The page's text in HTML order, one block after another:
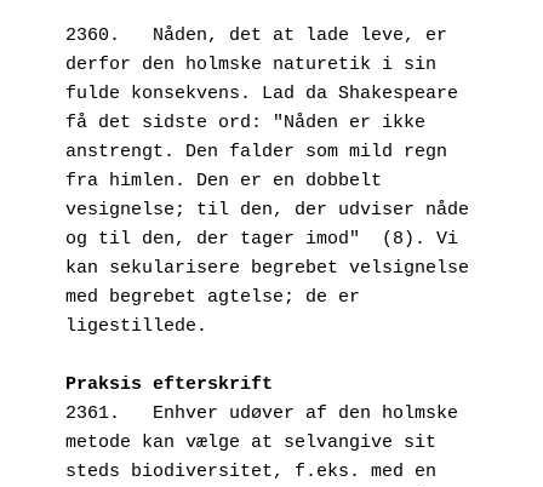
2360.   Nåden, det at lade leve, er
derfor den holmske naturetik i sin
fulde konsekvens. Lad da Shakespeare
få det sidste ord: "Nåden er ikke
anstrengt. Den falder som mild regn
fra himlen. Den er en dobbelt
vesignelse; til den, der udviser nåde
og til den, der tager imod"  (8). Vi
kan sekularisere begrebet velsignelse
med begrebet agtelse; de er
ligestillede.
Praksis efterskrift
2361.   Enhver udøver af den holmske
metode kan vælge at selvangive sit
steds biodiversitet, f.eks. med en